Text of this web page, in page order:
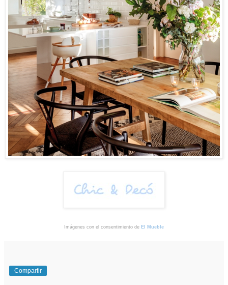
Imágenes con el consentimiento de El Mueble
Compartir